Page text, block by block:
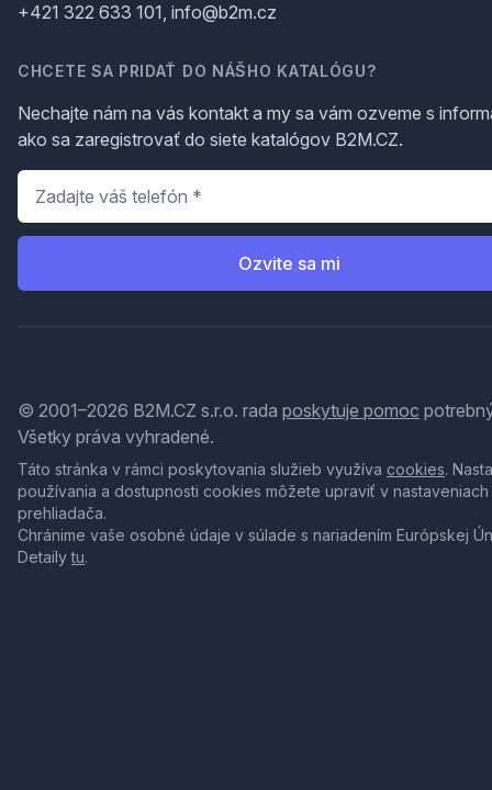
+421 322 633 101, info@b2m.cz
CHCETE SA PRIDAŤ DO NÁŠHO KATALÓGU?
Nechajte nám na vás kontakt a my sa vám ozveme s
ako sa zaregistrovať do siete katalógov B2M.CZ.
Telefón
Ozvite sa mi
© 2001–2026 B2M.CZ s.r.o. rada poskytuje pomoc
Všetky práva vyhradené.
Táto stránka v rámci poskytovania služieb využíva cookies.
používania a dostupnosti cookies môžete upraviť v nastaveniach
prehliadača.
Chránime vaše osobné údaje v súlade s nariadením Európskej
Detailytu.